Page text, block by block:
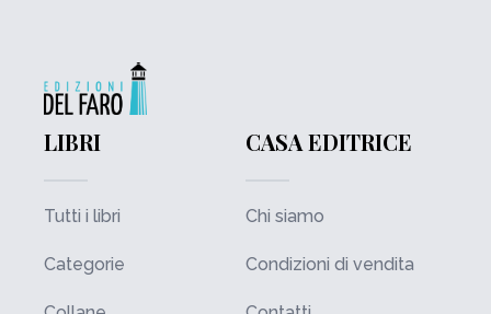
LIBRI
Tutti i libri
Categorie
CASA EDITRICE
Chi siamo
Condizioni di vendita